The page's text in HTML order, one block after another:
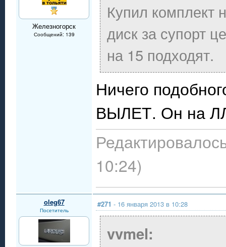
Железногорск
Сообщений: 139
Купил комплект
диск за супорт
на 15 подходят.
Ничего
ВЫЛЕТ. Он на
10:24)
oleg67
Посетитель
#271 - 16 января 2013 в 10:28
vvmel: